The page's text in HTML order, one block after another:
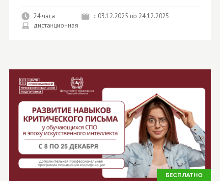
24 часа
c 03.12.2025 по 24.12.2025
дистанционная
БЕСПЛАТНО